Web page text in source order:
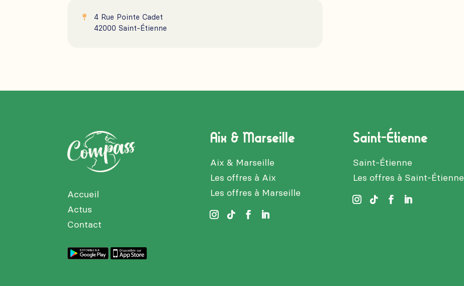
 4 Rue Pointe Cadet
42000 Saint-Étienne
Accueil
Actus
Contact
Aix & Marseille
Aix & Marseille
Les offres à Aix
Les offres à Marseille
Saint-Étienne
Saint-Étienne
Les offres à Saint-Étienne